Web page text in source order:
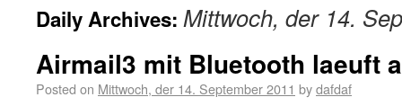
Daily Archives: Mittwoch, der 14.
Airmail3 mit Bluetooth laeuft
Posted on Mittwoch, der 14. September 2011 bydafdaf